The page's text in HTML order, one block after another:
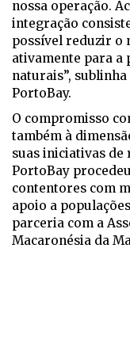
nossa operação.
integração
possível reduzir o
ativamente para a
naturais”,
PortoBay.
O compromisso
também à
suas iniciativas de
PortoBay
contentores com
apoio a
parceria com a
Macaronésia da